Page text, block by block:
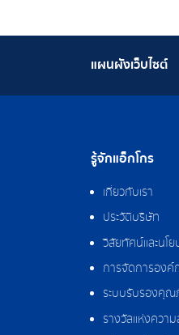
แผนผังเว็บไซต์
รู้จักแอ็กโกร
เกี่ยวกับเรา
ประวัติบริษัท
วิสัยทัศน์และนโ
การจัดการองค์
ระบบรับรองคุ
รางวัลแห่งความ